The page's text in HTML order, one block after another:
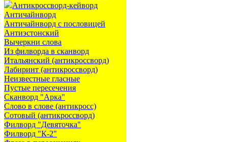
Антикроссворд-кейворд
Античайнворд
Античайнворд с пословицей
Антиэстонский
Вычеркни слова
Из филворда в сканворд
Итальянский (антикроссворд)
Лабиринт (антикроссворд)
Неизвестные гласные
Пустые пересечения
Сканворд "Арка"
Слово в слове (антикросс)
Сотовый (антикроссворд)
Филворд "Девяточка"
Филворд "К-2"